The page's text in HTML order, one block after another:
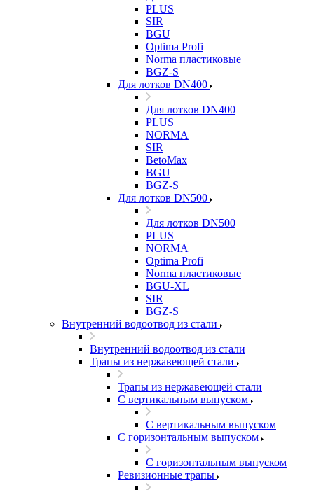
PLUS
SIR
BGU
Optima Profi
Norma пластиковые
BGZ-S
Для лотков DN400
Для лотков DN400
PLUS
NORMA
SIR
BetoMax
BGU
BGZ-S
Для лотков DN500
Для лотков DN500
PLUS
NORMA
Optima Profi
Norma пластиковые
BGU-XL
SIR
BGZ-S
Внутренний водоотвод из стали
Внутренний водоотвод из стали
Трапы из нержавеющей стали
Трапы из нержавеющей стали
С вертикальным выпуском
С вертикальным выпуском
С горизонтальным выпуском
С горизонтальным выпуском
Ревизионные трапы